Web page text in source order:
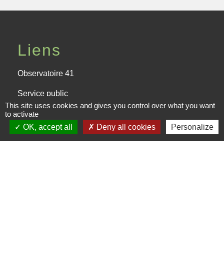
Liens
Observatoire 41
Service public
Facebook de la CPHV
Office de tourisme de la CPHV
This site uses cookies and gives you control over what you want
to activate
OK, accept all
Deny all cookies Personalize